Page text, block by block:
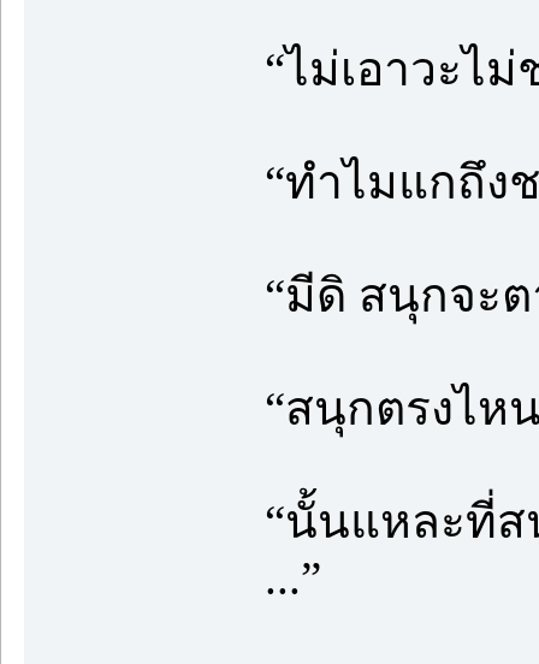
“ไม่เอาวะไ
“ทำไมแกถึง
“มีดิ สนุกจะต
“สนุกตรงไห
“นั้นแหละที่ส
...”